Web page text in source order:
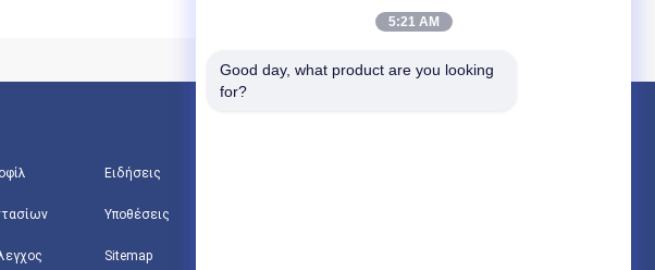
Ειδήσεις
Υποθέσεις
Sitemap
5:21 AM
Good day, what product are you looking
for?